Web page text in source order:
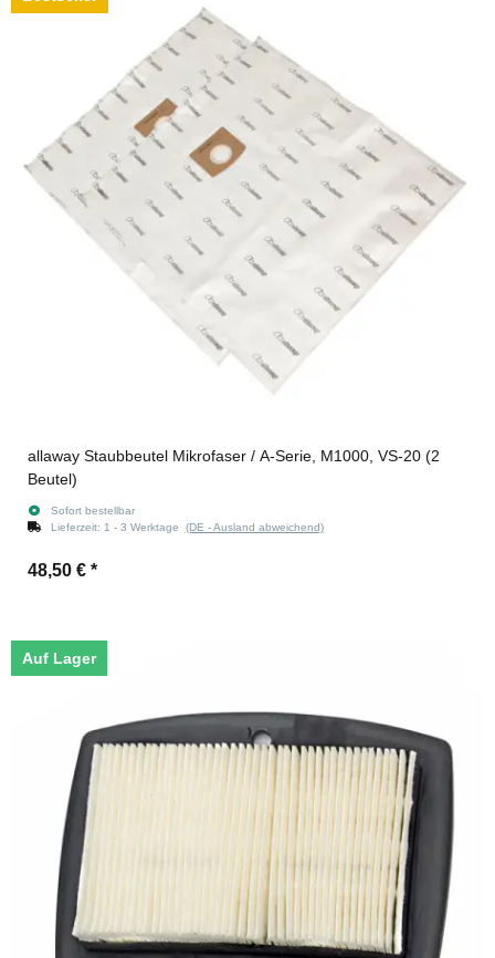
allaway Staubbeutel Mikrofaser / A-Serie, M1000, VS-20 (2
Beutel)
Sofort bestellbar
Lieferzeit: 1 - 3 Werktage (DE - Ausland abweichend)
48,50 € *
Auf Lager